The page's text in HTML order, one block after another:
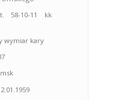
58-10-11 kk
wymiar kary